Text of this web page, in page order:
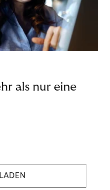
als nur eine